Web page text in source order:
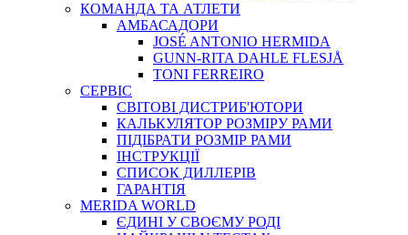
КОМАНДА ТА АТЛЕТИ
АМБАСАДОРИ
JOSÉ ANTONIO HERMIDA
GUNN-RITA DAHLE FLESJÅ
TONI FERREIRO
СЕРВІС
СВІТОВІ ДИСТРИБ'ЮТОРИ
КАЛЬКУЛЯТОР РОЗМIРУ РАМИ
ПІДІБРАТИ РОЗМІР РАМИ
IНСТРУКЦIЇ
СПИСОК ДИЛЛЕРІВ
ГАРАНТIЯ
MERIDA WORLD
ЄДИНI У СВОЄМУ РОДI